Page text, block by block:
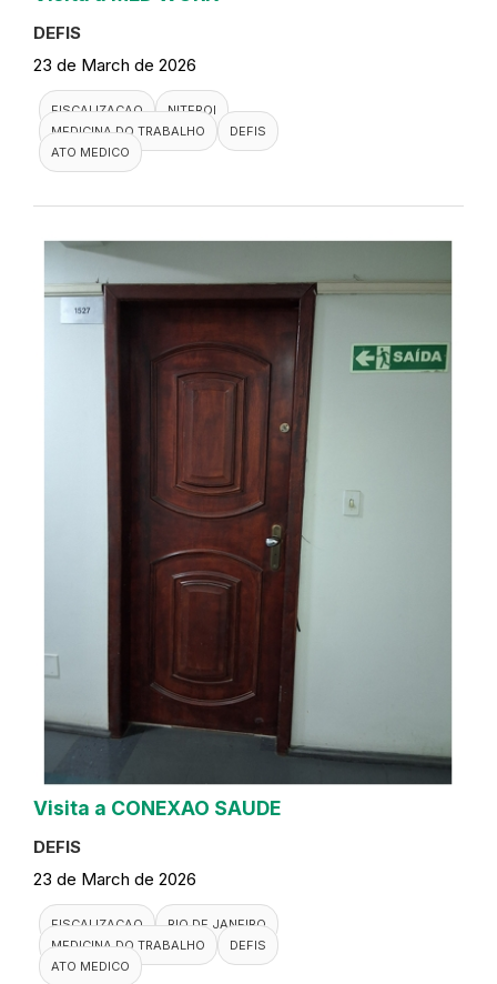
DEFIS
23 de March de 2026
FISCALIZACAO
NITEROI
MEDICINA DO TRABALHO
DEFIS
ATO MEDICO
Visita a CONEXAO SAUDE
DEFIS
23 de March de 2026
FISCALIZACAO
RIO DE JANEIRO
MEDICINA DO TRABALHO
DEFIS
ATO MEDICO